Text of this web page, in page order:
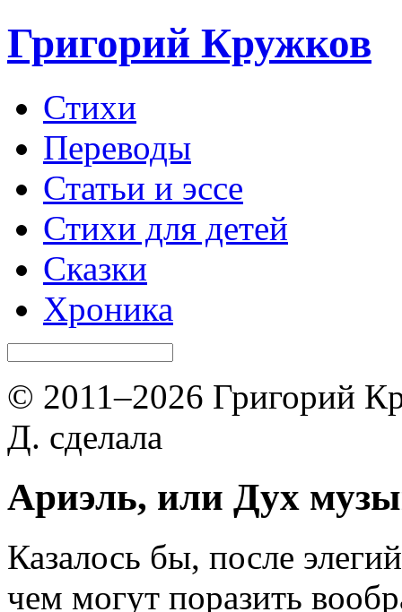
Григорий Кружков
Стихи
Переводы
Статьи и эссе
Стихи для детей
Сказки
Хроника
© 2011–2026 Григорий
Д. сделала
Ариэль, или Дух
Казалось бы, после
чем могут поразить